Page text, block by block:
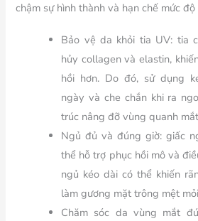
chậm sự hình thành và hạn chế mức
Bảo vệ da khỏi tia UV: tia
hủy collagen và elastin,
hồi hơn. Do đó, sử dụng
ngày và che chắn khi ra
trúc nâng đỡ vùng quanh
Ngủ đủ và đúng giờ: giấc
thể hỗ trợ phục hồi mô và
ngủ kéo dài có thể khiến
làm gương mặt trông mệt
Chăm sóc da vùng mắt